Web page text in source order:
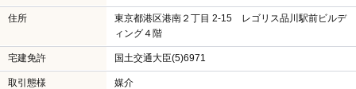
住所
東京都港区港南２丁目 2-15 レゴリス品川駅前ビルデ
ィング４階
宅建免許 国土交通大臣(5)6971
取引態様 媒介